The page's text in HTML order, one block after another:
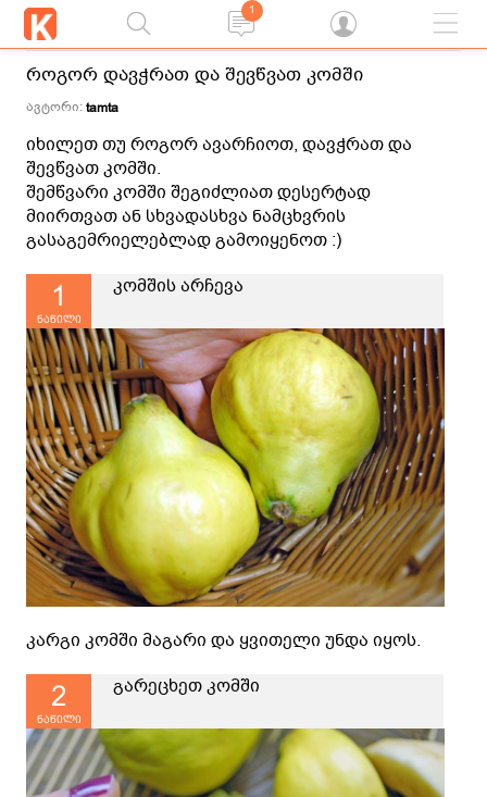
1
როგორ დავჭრათ და შევწვათ კომში
ავტორი:tamta
იხილეთ თუ როგორ ავარჩიოთ, დავჭრათ და
შევწვათ კომში.
შემწვარი კომში შეგიძლიათ დესერტად
მიირთვათ ან სხვადასხვა ნამცხვრის
გასაგემრიელებლად გამოიყენოთ :)
1
ნაწილი
კომშის არჩევა
კარგი კომში მაგარი და ყვითელი უნდა იყოს.
2
ნაწილი
გარეცხეთ კომში